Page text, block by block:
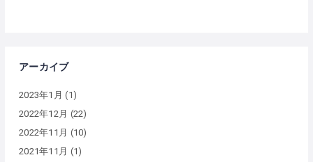
アーカイブ
2023年1月 (1)
2022年12月 (22)
2022年11月 (10)
2021年11月 (1)